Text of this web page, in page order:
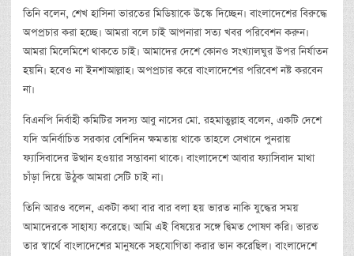
তিনি বলেন, শেখ হাসিনা ভারতের মিডিয়াকে উস্কে দিচ্ছেন। বাংলাদেশের বিরুদ্ধে
অপপ্রচার করা হচ্ছে। আমরা বলে চাই আপনারা সত্য খবর পরিবেশন করুন।
আমরা মিলেমিশে থাকতে চাই। আমাদের দেশে কোনও সংখ্যালঘুর উপর নির্যাতন
হয়নি। হবেও না ইনশাআল্লাহ। অপপ্রচার করে বাংলাদেশের পরিবেশ নষ্ট করবেন
না।
বিএনপি নির্বাহী কমিটির সদস্য আবু নাসের মো. রহমাতুল্লাহ বলেন, একটি দেশে
যদি অনির্বাচিত সরকার বেশিদিন ক্ষমতায় থাকে তাহলে সেখানে পুনরায়
ফ্যাসিবাদের উত্থান হওয়ার সম্ভাবনা থাকে। বাংলাদেশে আবার ফ্যাসিবাদ মাথা
চাঁড়া দিয়ে উঠুক আমরা সেটি চাই না।
তিনি আরও বলেন, একটা কথা বার বার বলা হয় ভারত নাকি যুদ্ধের সময়
আমাদেরকে সাহায্য করেছে। আমি এই বিষয়ের সঙ্গে দ্বিমত পোষণ করি। ভারত
তার স্বার্থে বাংলাদেশের মানুষকে সহযোগিতা করার ভান করেছিল। বাংলাদেশে